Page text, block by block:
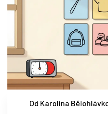
Od Karolína